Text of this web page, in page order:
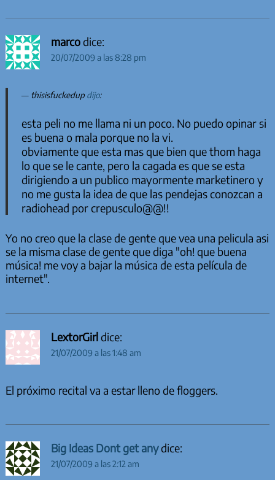
marcodice:
20/07/2009 a las 8:28 pm
thisisfuckedup dijo:
esta peli no me llama ni un poco. No puedo opinar si
es buena o mala porque no la vi.
obviamente que esta mas que bien que thom haga
lo que se le cante, pero la cagada es que se esta
dirigiendo a un publico mayormente marketinero y
no me gusta la idea de que las pendejas conozcan a
radiohead por crepusculo@@!!
Yo no creo que la clase de gente que vea una pelicula asi
se la misma clase de gente que diga "oh! que buena
música! me voy a bajar la música de esta película de
internet".
LextorGirl dice:
21/07/2009 a las 1:48 am
El próximo recital va a estar lleno de floggers.
Big Ideas Dont get anydice:
21/07/2009 a las 2:12 am